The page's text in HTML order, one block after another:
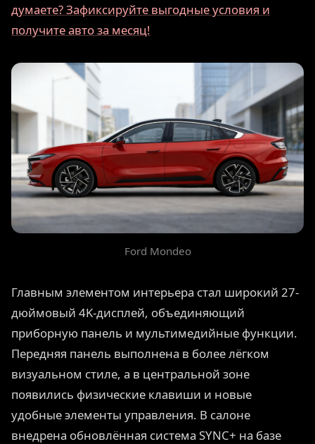
думаете? Зафиксируйте выгодные условия и
получите авто за месяц!
Ford Mondeo
Главным элементом интерьера стал широкий 27-
дюймовый 4K-дисплей, объединяющий
приборную панель и мультимедийные функции.
Передняя панель выполнена в более лёгком
визуальном стиле, а в центральной зоне
появились физические клавиши и новые
удобные элементы управления. В салоне
внедрена обновлённая система SYNC+ на базе